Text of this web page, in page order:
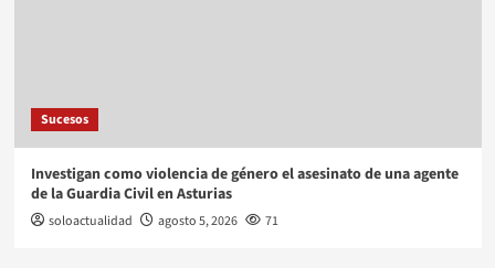
Sucesos
Investigan como violencia de género el asesinato de una agente
de la Guardia Civil en Asturias
soloactualidad agosto 5, 2026 71